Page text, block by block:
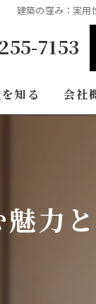
建築の窪み：実用
7153
知る
業員
会社
力